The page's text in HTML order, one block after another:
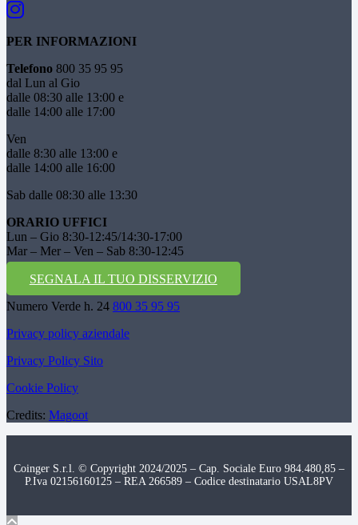
PER INFORMAZIONI
Telefono 800 35 95 95
dal Lun al Gio
dalle 08:30 alle 13:00 e
dalle 14:00 alle 17:00
Ven
dalle 8:30 alle 13:00 e
dalle 14:00 alle 16:00
Sab dalle 08:30 alle 13:30
ORARIO UFFICI
Lun – Gio 8:30-12:45/14:30-17:00
Mar – Mer – Ven – Sab 8:30-12:45
SEGNALA IL TUO DISSERVIZIO
Numero Verde h. 24 800 35 95 95
Privacy policy aziendale
Privacy Policy Sito
Cookie Policy
Credits: Magoot
Coinger S.r.l. © Copyright 2024/2025 – Cap. Sociale Euro 984.480,85 –
P.Iva 02156160125 – REA 266589 – Codice destinatario USAL8PV